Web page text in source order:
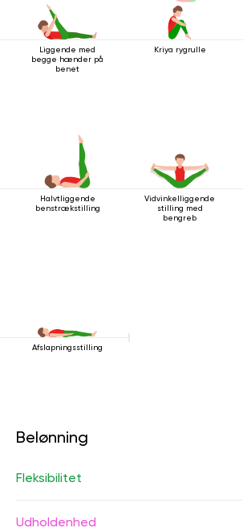
Liggende med
begge hænder på
benet
Kriya rygrulle
Halvtliggende
benstrækstilling
Vidvinkelliggende
stilling med
bengreb
Afslapningsstilling
Belønning
Fleksibilitet
Udholdenhed